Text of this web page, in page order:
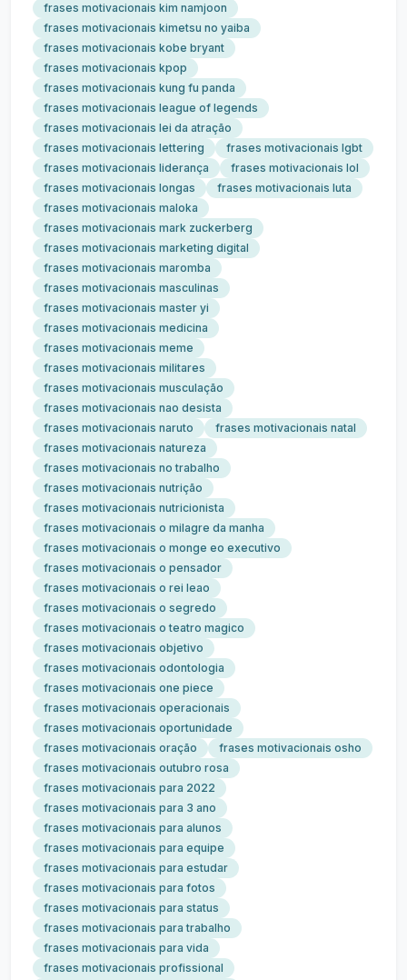
frases motivacionais kim namjoon
frases motivacionais kimetsu no yaiba
frases motivacionais kobe bryant
frases motivacionais kpop
frases motivacionais kung fu panda
frases motivacionais league of legends
frases motivacionais lei da atração
frases motivacionais lettering
frases motivacionais lgbt
frases motivacionais liderança
frases motivacionais lol
frases motivacionais longas
frases motivacionais luta
frases motivacionais maloka
frases motivacionais mark zuckerberg
frases motivacionais marketing digital
frases motivacionais maromba
frases motivacionais masculinas
frases motivacionais master yi
frases motivacionais medicina
frases motivacionais meme
frases motivacionais militares
frases motivacionais musculação
frases motivacionais nao desista
frases motivacionais naruto
frases motivacionais natal
frases motivacionais natureza
frases motivacionais no trabalho
frases motivacionais nutrição
frases motivacionais nutricionista
frases motivacionais o milagre da manha
frases motivacionais o monge eo executivo
frases motivacionais o pensador
frases motivacionais o rei leao
frases motivacionais o segredo
frases motivacionais o teatro magico
frases motivacionais objetivo
frases motivacionais odontologia
frases motivacionais one piece
frases motivacionais operacionais
frases motivacionais oportunidade
frases motivacionais oração
frases motivacionais osho
frases motivacionais outubro rosa
frases motivacionais para 2022
frases motivacionais para 3 ano
frases motivacionais para alunos
frases motivacionais para equipe
frases motivacionais para estudar
frases motivacionais para fotos
frases motivacionais para status
frases motivacionais para trabalho
frases motivacionais para vida
frases motivacionais profissional